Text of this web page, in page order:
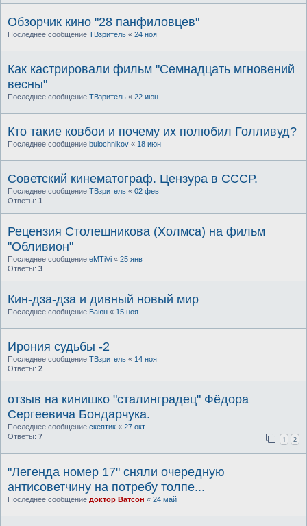
Обзорчик кино "28 панфиловцев"
Последнее сообщение ТВзритель « 24 ноя
Как кастрировали фильм "Семнадцать мгновений
весны"
Последнее сообщение ТВзритель « 22 июн
Кто такие ковбои и почему их полюбил Голливуд?
Последнее сообщение bulochnikov « 18 июн
Советский кинематограф. Цензура в СССР.
Последнее сообщение ТВзритель « 02 фев
Ответы: 1
Рецензия Столешникова (Холмса) на фильм
"Обливион"
Последнее сообщение eMTiVi « 25 янв
Ответы: 3
Кин-дза-дза и дивный новый мир
Последнее сообщение Баюн « 15 ноя
Ирония судьбы -2
Последнее сообщение ТВзритель « 14 ноя
Ответы: 2
отзыв на кинишко "сталинградец" Фёдора
Сергеевича Бондарчука.
Последнее сообщение скептик « 27 окт
Ответы: 7 1 2
"Легенда номер 17" сняли очередную
антисоветчину на потребу толпе...
Последнее сообщение доктор Ватсон « 24 май